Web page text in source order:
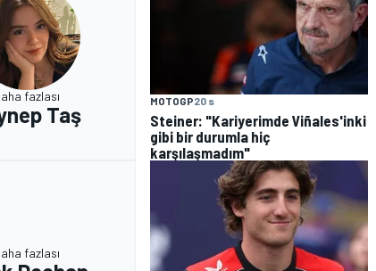
fazlası
Taş
MOTOGP20 s
Steiner: "Kariyerimde Viñales'inki
gibi bir durumla hiç
karşılaşmadım"
fazlası